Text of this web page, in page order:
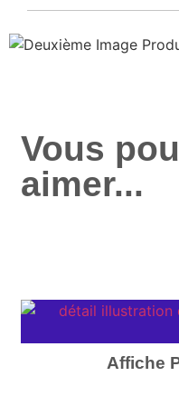
Vous
aimer...
Affiche